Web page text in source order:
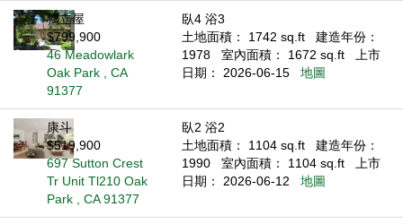
獨立屋
$799,900
46 Meadowlark
Oak Park , CA
91377
臥4 浴3
土地面積： 1742 sq.ft
建造年份：
1978
室內面積： 1672 sq.ft
上市
日期： 2026-06-15
地圖
康斗
$519,900
697 Sutton Crest
Tr Unit Tl210 Oak
Park , CA 91377
臥2 浴2
土地面積： 1104 sq.ft
建造年份：
1990
室內面積： 1104 sq.ft
上市
日期： 2026-06-12
地圖